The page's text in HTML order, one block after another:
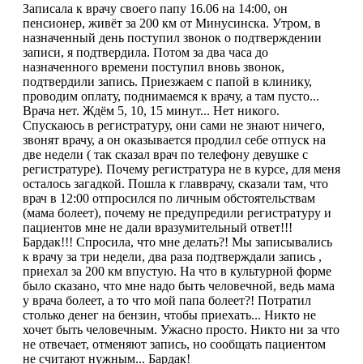
Записала к врачу своего папу 16.06 на 14:00, он
пенсионер, живёт за 200 км от Минусинска. Утром, в
назначенный день поступил звонок о подтверждении
записи, я подтвердила. Потом за два часа до
назначенного времени поступил вновь звонок,
подтвердили запись. Приезжаем с папой в клинику,
проводим оплату, поднимаемся к врачу, а там пусто...
Врача нет. Ждём 5, 10, 15 минут... Нет никого.
Спускаюсь в регистратуру, они сами не знают ничего,
звонят врачу, а он оказывается продлил себе отпуск на
две недели ( так сказал врач по телефону девушке с
регистратуре). Почему регистратура не в курсе, для меня
осталось загадкой. Пошла к главврачу, сказали там, что
врач в 12:00 отпросился по личным обстоятельствам
(мама болеет), почему не предупредили регистратуру и
пациентов мне не дали вразумительный ответ!!!
Бардак!!! Спросила, что мне делать?! Мы записывались
к врачу за три недели, два раза подтверждали запись ,
приехал за 200 км впустую. На что в культурной форме
было сказано, что мне надо быть человечной, ведь мама
у врача болеет, а то что мой папа болеет?! Потратил
столько денег на бензин, чтобы приехать... Никто не
хочет быть человечным. Ужасно просто. Никто ни за что
не отвечает, отменяют запись, но сообщать пациентом
не считают нужным... Бардак!